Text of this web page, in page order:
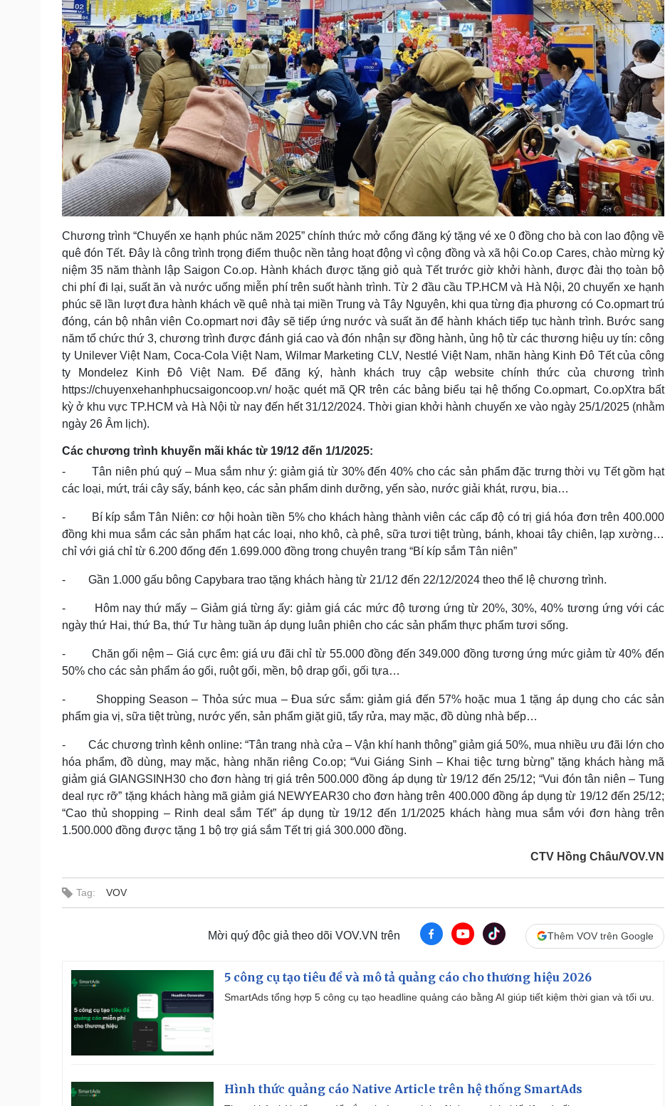
Chương trình “Chuyến xe hạnh phúc năm 2025” chính thức mở cổng đăng ký tặng vé xe 0 đồng cho bà con lao động về
quê đón Tết. Đây là công trình trọng điểm thuộc nền tảng hoạt động vì cộng đồng và xã hội Co.op Cares, chào mừng kỷ
niệm 35 năm thành lập Saigon Co.op. Hành khách được tặng giỏ quà Tết trước giờ khởi hành, được đài thọ toàn bộ
chi phí đi lại, suất ăn và nước uống miễn phí trên suốt hành trình. Từ 2 đầu cầu TP.HCM và Hà Nội, 20 chuyến xe hạnh
phúc sẽ lần lượt đưa hành khách về quê nhà tại miền Trung và Tây Nguyên, khi qua từng địa phương có Co.opmart trú
đóng, cán bộ nhân viên Co.opmart nơi đây sẽ tiếp ứng nước và suất ăn để hành khách tiếp tục hành trình. Bước sang
năm tổ chức thứ 3, chương trình được đánh giá cao và đón nhận sự đồng hành, ủng hộ từ các thương hiệu uy tín: công
ty Unilever Việt Nam, Coca-Cola Việt Nam, Wilmar Marketing CLV, Nestlé Việt Nam, nhãn hàng Kinh Đô Tết của công
ty Mondelez Kinh Đô Việt Nam. Để đăng ký, hành khách truy cập website chính thức của chương trình
https://chuyenxehanhphucsaigoncoop.vn/ hoặc quét mã QR trên các bảng biểu tại hệ thống Co.opmart, Co.opXtra bất
kỳ ở khu vực TP.HCM và Hà Nội từ nay đến hết 31/12/2024. Thời gian khởi hành chuyến xe vào ngày 25/1/2025 (nhằm
ngày 26 Âm lịch).
Các chương trình khuyến mãi khác từ 19/12 đến 1/1/2025:
- Tân niên phú quý – Mua sắm như ý: giảm giá từ 30% đến 40% cho các sản phẩm đặc trưng thời vụ Tết gồm hạt
các loại, mứt, trái cây sấy, bánh kẹo, các sản phẩm dinh dưỡng, yến sào, nước giải khát, rượu, bia…
- Bí kíp sắm Tân Niên: cơ hội hoàn tiền 5% cho khách hàng thành viên các cấp độ có trị giá hóa đơn trên 400.000
đồng khi mua sắm các sản phẩm hạt các loại, nho khô, cà phê, sữa tươi tiệt trùng, bánh, khoai tây chiên, lạp xường…
chỉ với giá chỉ từ 6.200 đống đến 1.699.000 đồng trong chuyên trang “Bí kíp sắm Tân niên”
- Gần 1.000 gấu bông Capybara trao tặng khách hàng từ 21/12 đến 22/12/2024 theo thể lệ chương trình.
- Hôm nay thứ mấy – Giảm giá từng ấy: giảm giá các mức độ tương ứng từ 20%, 30%, 40% tương ứng với các
ngày thứ Hai, thứ Ba, thứ Tư hàng tuần áp dụng luân phiên cho các sản phẩm thực phẩm tươi sống.
- Chăn gối nệm – Giá cực êm: giá ưu đãi chỉ từ 55.000 đồng đến 349.000 đồng tương ứng mức giảm từ 40% đến
50% cho các sản phẩm áo gối, ruột gối, mền, bộ drap gối, gối tựa…
- Shopping Season – Thỏa sức mua – Đua sức sắm: giảm giá đến 57% hoặc mua 1 tặng áp dụng cho các sản
phẩm gia vị, sữa tiệt trùng, nước yến, sản phẩm giặt giũ, tẩy rửa, may mặc, đồ dùng nhà bếp…
- Các chương trình kênh online: “Tân trang nhà cửa – Vận khí hanh thông” giảm giá 50%, mua nhiều ưu đãi lớn cho
hóa phẩm, đồ dùng, may mặc, hàng nhãn riêng Co.op; “Vui Giáng Sinh – Khai tiệc tưng bừng” tặng khách hàng mã
giảm giá GIANGSINH30 cho đơn hàng trị giá trên 500.000 đồng áp dụng từ 19/12 đến 25/12; “Vui đón tân niên – Tung
deal rực rỡ” tặng khách hàng mã giảm giá NEWYEAR30 cho đơn hàng trên 400.000 đồng áp dụng từ 19/12 đến 25/12;
“Cao thủ shopping – Rinh deal sắm Tết” áp dụng từ 19/12 đến 1/1/2025 khách hàng mua sắm với đơn hàng trên
1.500.000 đồng được tặng 1 bộ trợ giá sắm Tết trị giá 300.000 đồng.
CTV Hồng Châu/VOV.VN
Tag: VOV
Mời quý độc giả theo dõi VOV.VN trên Thêm VOV trên Google
5 công cụ tạo tiêu đề và mô tả quảng cáo cho thương hiệu 2026
SmartAds tổng hợp 5 công cụ tạo headline quảng cáo bằng AI giúp tiết kiệm thời gian và tối ưu.
Hình thức quảng cáo Native Article trên hệ thống SmartAds